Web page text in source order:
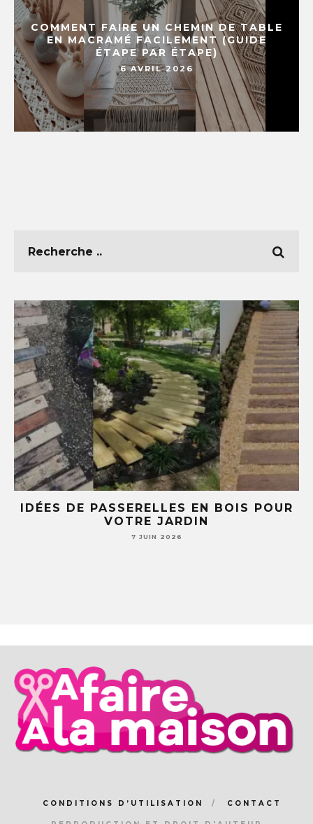
COMMENT FAIRE UN CHEMIN DE TABLE
EN MACRAMÉ FACILEMENT (GUIDE
ÉTAPE PAR ÉTAPE)
6 AVRIL 2026
IDÉES DE PASSERELLES EN BOIS POUR
VOTRE JARDIN
7 JUIN 2026
CONDITIONS D’UTILISATION CONTACT